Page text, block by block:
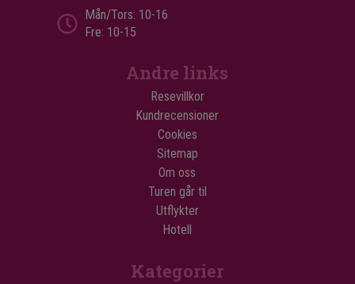
Mån/Tors: 10-16
Fre: 10-15
Andre links
Resevillkor
Kundrecensioner
Cookies
Sitemap
Om oss
Turen går til
Utflykter
Hotell
Kategorier